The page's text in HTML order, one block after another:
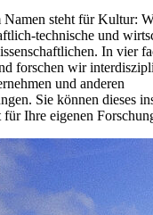
Namen steht für Kultur:
technische und
In vier
forschen wir
und anderen
Sie können dieses
Ihre eigenen